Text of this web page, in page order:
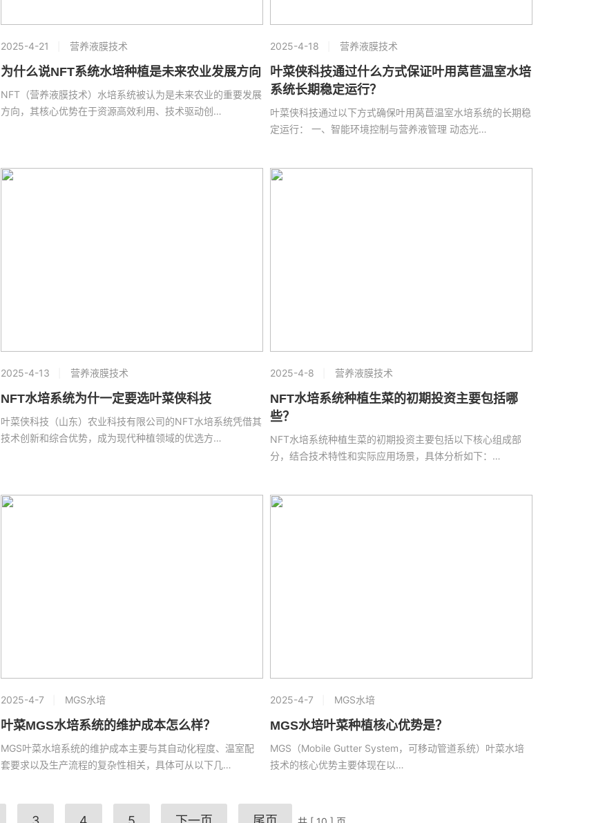
2025-4-21 营养液膜技术
为什么说NFT系统水培种植是未来农业发展方向
NFT（营养液膜技术）水培系统被认为是未来农业的重要发展
方向，其核心优势在于资源高效利用、技术驱动创…
2025-4-18 营养液膜技术
叶菜侠科技通过什么方式保证叶用莴苣温室水培
系统长期稳定运行？
叶菜侠科技通过以下方式确保叶用莴苣温室水培系统的长期稳
定运行： 一、智能环境控制与营养液管理 动态光…
2025-4-13 营养液膜技术
NFT水培系统为什一定要选叶菜侠科技
叶菜侠科技（山东）农业科技有限公司的NFT水培系统凭借其
技术创新和综合优势，成为现代种植领域的优选方…
2025-4-8 营养液膜技术
NFT水培系统种植生菜的初期投资主要包括哪
些？
NFT水培系统种植生菜的初期投资主要包括以下核心组成部
分，结合技术特性和实际应用场景，具体分析如下：…
2025-4-7 MGS水培
叶菜MGS水培系统的维护成本怎么样？
MGS叶菜水培系统的维护成本主要与其自动化程度、温室配
套要求以及生产流程的复杂性相关，具体可从以下几…
2025-4-7 MGS水培
MGS水培叶菜种植核心优势是？
MGS（Mobile Gutter System，可移动管道系统）叶菜水培
技术的核心优势主要体现在以…